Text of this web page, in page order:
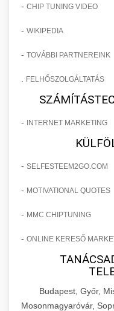
- CHIP TUNING VIDEO
- WIKIPEDIA
- TOVÁBBI PARTNEREINK
FELHŐSZOLGÁLTATÁS
- INTERNET MARKETING
- SELFESTEEM2GO.COM
- MOTIVATIONAL QUOTES
- MMC CHIPTUNING
- ONLINE KERESŐ
Budapest, Győr,
Mosonmagyaróvár,